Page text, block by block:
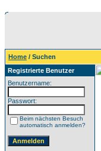
Home / Suchen
Registrierte Benutzer
Benutzername:
Passwort:
Beim nächsten Besuch
automatisch anmelden?